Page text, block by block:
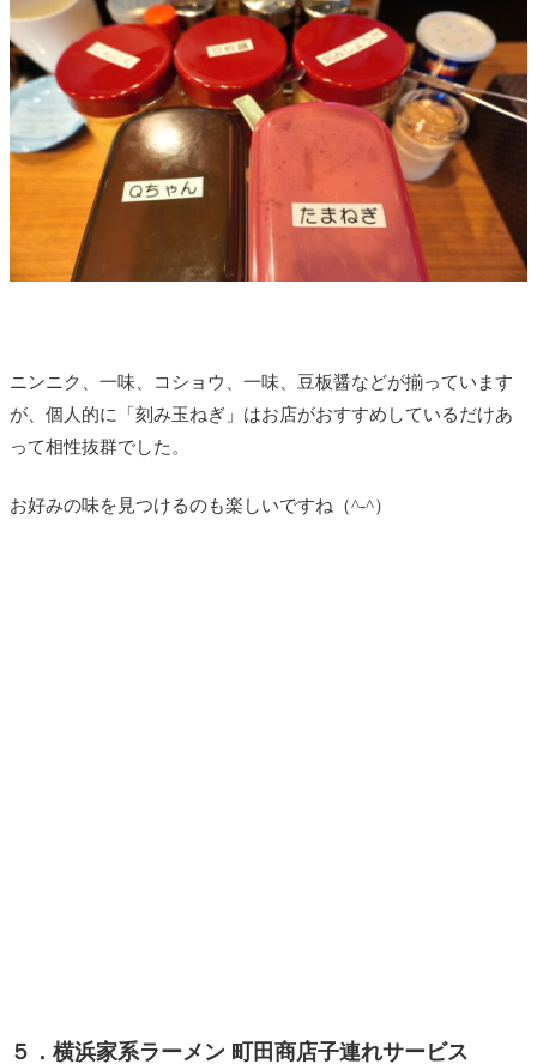
ニンニク、一味、コショウ、一味、豆板醤などが揃っています
が、個人的に「刻み玉ねぎ」はお店がおすすめしているだけあ
って相性抜群でした。
お好みの味を見つけるのも楽しいですね（^-^）
５．横浜家系ラーメン 町田商店子連れサービス